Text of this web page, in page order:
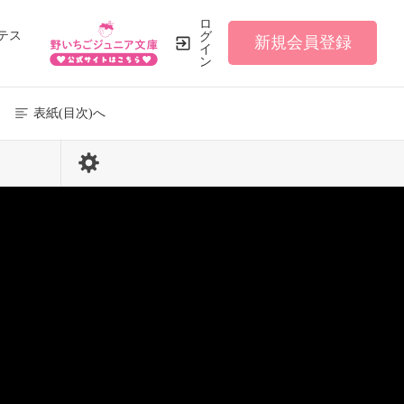
ス
ロ
グ
イ
ン
新規会員登録
表紙(目次)へ
206 / 461